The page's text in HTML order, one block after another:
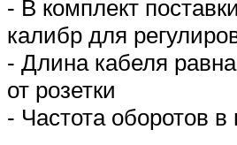
- В комплект
калибр для
- Длина кабеля
от розетки
- Частота оборотов в